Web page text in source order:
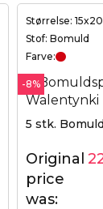
Størrelse:
Stof: Bomuld
Farve:
-8%
5 stk.
Original
price
was: